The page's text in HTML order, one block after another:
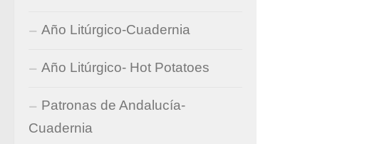
Año Litúrgico-Cuadernia
Año Litúrgico- Hot Potatoes
Patronas de Andalucía-
Cuadernia